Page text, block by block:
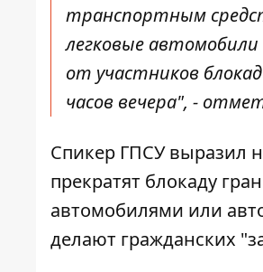
транспортным
легковые
от участников
часов вечера", -
Спикер ГПСУ выразил
прекратят блокаду
автомобилями или
делают гражданских